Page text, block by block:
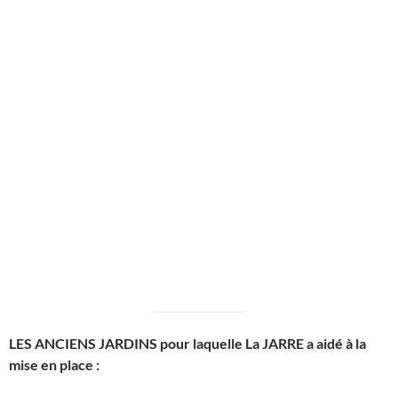
LES ANCIENS JARDINS pour laquelle La JARRE a aidé à la
mise en place :